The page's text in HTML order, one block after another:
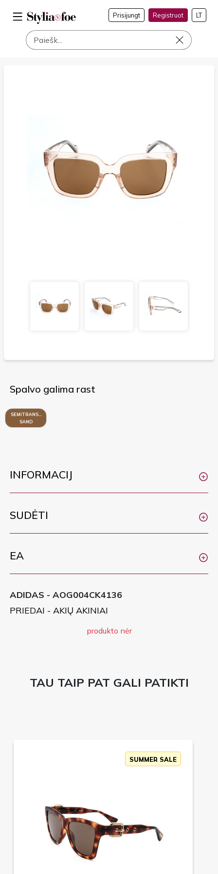
Prisijungt Registruot LT
Spalvo galima rast
SEMITRANSPARENT
SAND
INFORMACIJ
SUDĖTI
EA
ADIDAS - AOG004CK4136
PRIEDAI - AKIŲ AKINIAI
produkto nėr
TAU TAIP PAT GALI PATIKTI
SUMMER SALE